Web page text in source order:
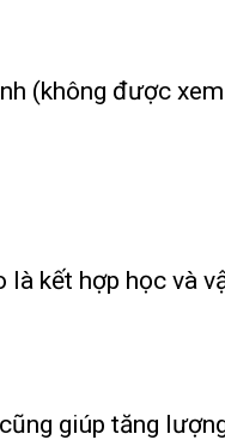
(không được
kết hợp học và
giúp tăng